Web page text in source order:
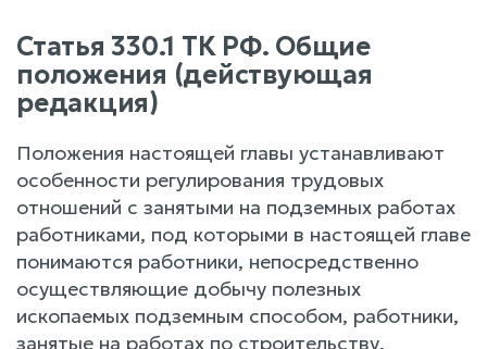
Статья 330.1 ТК РФ. Общие
положения (действующая
редакция)
Положения настоящей главы устанавливают
особенности регулирования трудовых
отношений с занятыми на подземных работах
работниками, под которыми в настоящей главе
понимаются работники, непосредственно
осуществляющие добычу полезных
ископаемых подземным способом, работники,
занятые на работах по строительству,